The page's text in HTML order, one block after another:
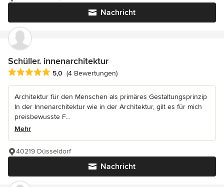
Nachricht
Schüller. innenarchitektur
Durchschnittliche Bewertung: 5 von 5 Sternen
5,0 (4 Bewertungen)
Architektur für den Menschen als primäres Gestaltungsprinzip
In der Innenarchitektur wie in der Architektur, gilt es für mich
preisbewusste F...
Mehr
Nachricht
40219 Düsseldorf